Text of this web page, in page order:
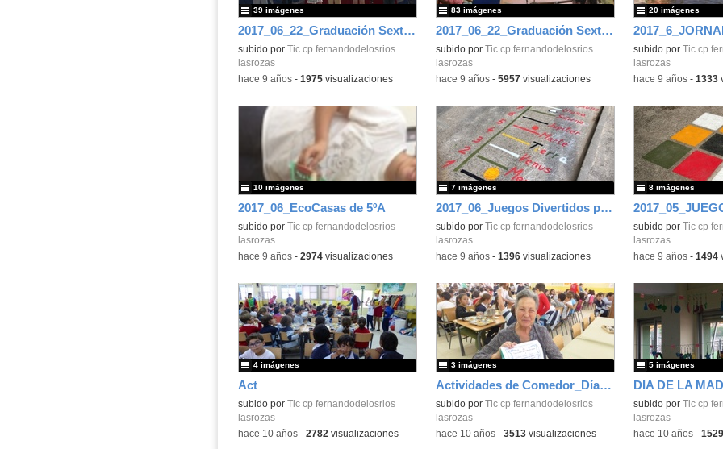
2017_06_22_Graduación Sexto_CEIP Fdo de los Ríos. 2
subido por Tic cp fernandodelosrios
lasrozas
39 imágenes
-hace 9 años- 1975visualizaciones
2017_06_22_Graduación Sexto_CEIP Fdo de los Ríos.
subido por Tic cp fernandodelosrios
lasrozas
83 imágenes
-hace 9 años- 5957visualizaciones
subido por Tic cp
lasrozas
20 imágenes
-hace 9 años- 1333
2017_06_EcoCasas de 5ºA
subido por Tic cp fernandodelosrios
lasrozas
10 imágenes
-hace 9 años- 2974visualizaciones
2017_06_Juegos Divertidos para el Patio_CEIP Fdo de los Ríos_Las Rozas de Madrid
subido por Tic cp fernandodelosrios
lasrozas
7 imágenes
-hace 9 años- 1396visualizaciones
subido por Tic cp
lasrozas
8 imágenes
-hace 9 años- 1494
Act
subido por Tic cp fernandodelosrios
lasrozas
4 imágenes
-hace 10 años- 2782 visualizaciones
Actividades de Comedor_Día de los abuelos_2016-2017
subido por Tic cp fernandodelosrios
lasrozas
3 imágenes
-hace 10 años- 3513visualizaciones
subido por Tic cp
lasrozas
5 imágenes
-hace 10 años- 1529